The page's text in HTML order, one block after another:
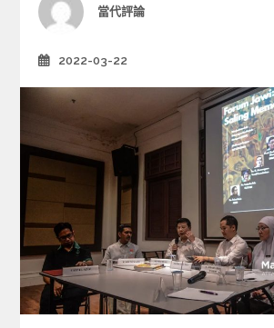
r
s
Author
當代評論
2022-03-22